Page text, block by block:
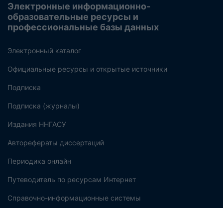
Электронные информационно-
образовательные ресурсы и
профессиональные базы данных
Электронный каталог
Официальные ресурсы и открытые источники
Подписка
Подписка (журналы)
Издания ННГАСУ
Авторефераты диссертаций
Периодика онлайн
Путеводитель по ресурсам Интернет
Справочно-информационные системы